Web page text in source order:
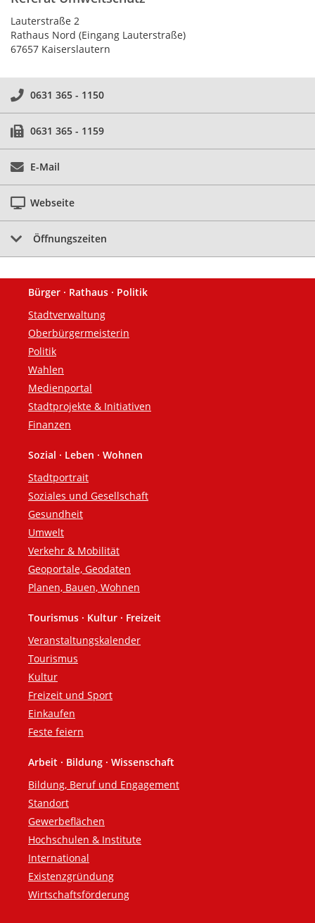
Lauterstraße 2
Rathaus Nord (Eingang Lauterstraße)
67657 Kaiserslautern
0631 365 - 1150
0631 365 - 1159
E-Mail
Webseite
Öffnungszeiten
Fußzeile
Bürger · Rathaus · Politik
Stadtverwaltung
Oberbürgermeisterin
Politik
Wahlen
Medienportal
Stadtprojekte & Initiativen
Finanzen
Sozial · Leben · Wohnen
Stadtportrait
Soziales und Gesellschaft
Gesundheit
Umwelt
Verkehr & Mobilität
Geoportale, Geodaten
Planen, Bauen, Wohnen
Tourismus · Kultur · Freizeit
Veranstaltungskalender
Tourismus
Kultur
Freizeit und Sport
Einkaufen
Feste feiern
Arbeit · Bildung · Wissenschaft
Bildung, Beruf und Engagement
Standort
Gewerbeflächen
Hochschulen & Institute
International
Existenzgründung
Wirtschaftsförderung